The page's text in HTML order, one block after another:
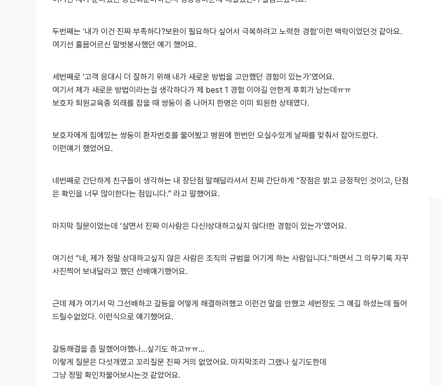
두번째는 ‘내가 이건 진짜 부족하다?보완이 필요하다 싶어서 극복하려고 노력한 경험’이런 맥락이었던것 같아요.
여기선 홀몸어르신 말벗봉사했던 얘기 했어요.
세번째로 ‘고객 응대시 더 잘하기 위해 내가 새로운 방법을 고안했던 경험이 있는가’였어요.
여기서 제가 새로운 방법이라는걸 생각하다가 제 best 1 경험 이야길 안한게 후회가 남는데ㅠㅠ
보호자 퇴원교육중 외래를 잡을 때 쌍둥이 중 나머지 한명은 이미 퇴원한 상태였다.
보호자에게 집에있는 쌍둥이 환자번호를 물어봤고 병원에 한번만 오실수있게 날짜를 맞춰서 잡아드렸다.
이런얘기 했었어요.
네번째로 간단하게 친구들이 생각하는 내 장단점 말해달라셔서 진짜 간단하게 “장점은 밝고 긍정적인 것이고, 단점
은 확인을 너무 많이한다는 점입니다.” 라고 말했어요.
마지막 질문이었는데 ‘살면서 진짜 이사람은 다신!상대하고싶지 않다!한 경험이 있는가’였어요.
여기선 “네, 제가 정말 상대하고싶지 않은 사람은 조직의 규범을 어기게 하는 사람입니다.”하면서 그 의무기록 자꾸
사진찍어 보내달라고 했던 선배얘기했어요.
근데 제가 여기서 막 그선배하고 갈등을 어떻게 해결하려했고 이런건 말을 안했고 세번정도 그 얘길 하셨는데 들어
드릴수없었다. 이런식으로 얘기했어요.
갈등해결을 좀 말했어야했나…싶기도 하고ㅠㅠ…
이렇게 질문은 다섯개였고 꼬리질문 진짜 거의 없었어요. 마지막조라 그랬나 싶기도한데
그냥 정말 확인차물어보시는것 같았어요.